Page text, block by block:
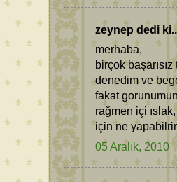
zeynep dedi
merhaba,
birçok
denedim ve
fakat
rağmen içi
için ne
05 Aralık, 2010